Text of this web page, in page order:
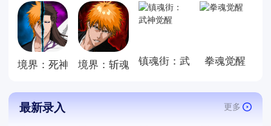
的，我们也是能够去刺激的进
行对战的，小编现在就是收集
境界：死神激斗境界：斩魂之刃镇魂街：武神觉醒拳魂觉醒
最新录入 更多